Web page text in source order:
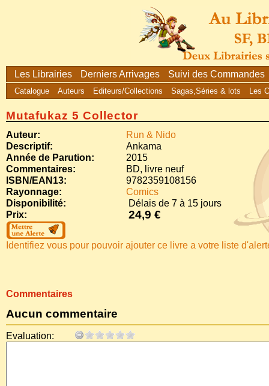
Les Librairies Derniers Arrivages Suivi des Commandes
Catalogue Auteurs Editeurs/Collections Sagas,Séries & lots Les
Mutafukaz 5 Collector
Auteur:
Run & Nido
Descriptif:
Ankama
Année de Parution:
2015
Commentaires:
BD, livre neuf
ISBN/EAN13:
9782359108156
Rayonnage:
Comics
Disponibilité:
Délais de 7 à 15 jours
Prix:
24,9 €
Identifiez vous pour pouvoir ajouter ce livre a votre liste
Commentaires
Aucun commentaire
Evaluation: